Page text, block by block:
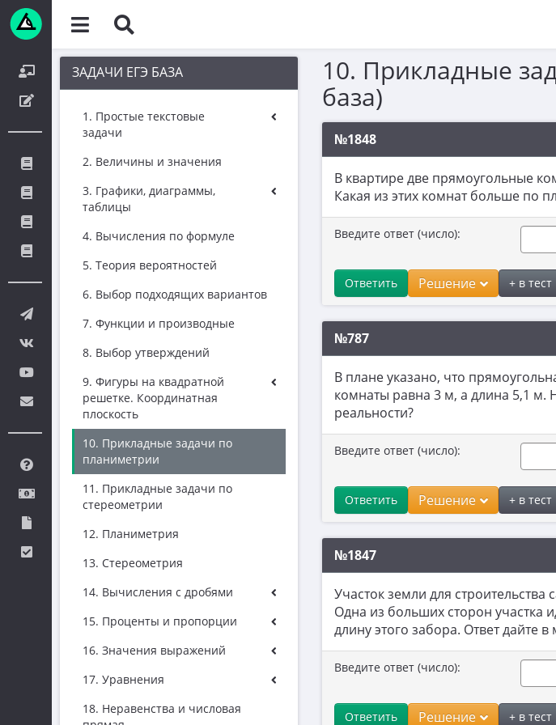
ЗАДАЧИ ЕГЭ БАЗА
1. Простые текстовые
задачи
2. Величины и значения
3. Графики, диаграммы,
таблицы
4. Вычисления по формуле
5. Теория вероятностей
6. Выбор подходящих вариантов
7. Функции и производные
8. Выбор утверждений
9. Фигуры на квадратной
решетке. Координатная
плоскость
10. Прикладные задачи по
планиметрии
11. Прикладные задачи по
стереометрии
12. Планиметрия
13. Стереометрия
14. Вычисления с дробями
15. Проценты и пропорции
16. Значения выражений
17. Уравнения
18. Неравенства и числовая
10. Прикладные
база)
№1848
В квартире две прямоугольные
Какая из этих комнат больше по
Введите ответ (число):
Ответить Решение + в тест
№787
В плане указано, что
комнаты равна 3 м, а длина 5,1 м.
реальности?
Введите ответ (число):
Ответить Решение + в тест
№1847
Участок земли для
Одна из больших сторон участка
длину этого забора. Ответ дайте в
Введите ответ (число):
Ответить Решение + в тест